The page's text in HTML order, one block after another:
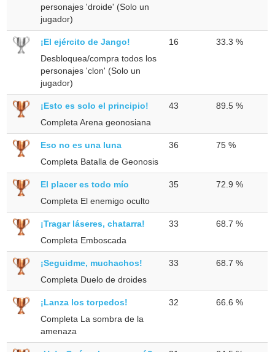
personajes 'droide' (Solo un
jugador)
¡El ejército de Jango!
Desbloquea/compra todos los
personajes 'clon' (Solo un
jugador)
16 33.3 %
¡Esto es solo el principio!
Completa Arena geonosiana
43 89.5 %
Eso no es una luna
Completa Batalla de Geonosis
36 75 %
El placer es todo mío
Completa El enemigo oculto
35 72.9 %
¡Tragar láseres, chatarra!
Completa Emboscada
33 68.7 %
¡Seguidme, muchachos!
Completa Duelo de droides
33 68.7 %
¡Lanza los torpedos!
Completa La sombra de la
amenaza
32 66.6 %